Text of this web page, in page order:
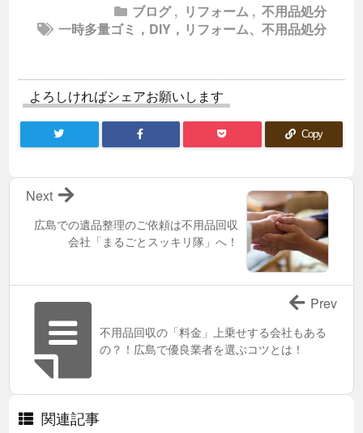
ブログ , リフォーム , 不用品処分
一時多量ゴミ，DIY，リフォーム、不用品処分
よろしければシェアお願いします
Copy
広島での遺品整理のご依頼は不用品回収
会社「まるごとスッキリ隊」へ！
Next
不用品回収の「料金」上乗せする会社もある
の？！広島で優良業者を選ぶコツとは！
Prev
関連記事